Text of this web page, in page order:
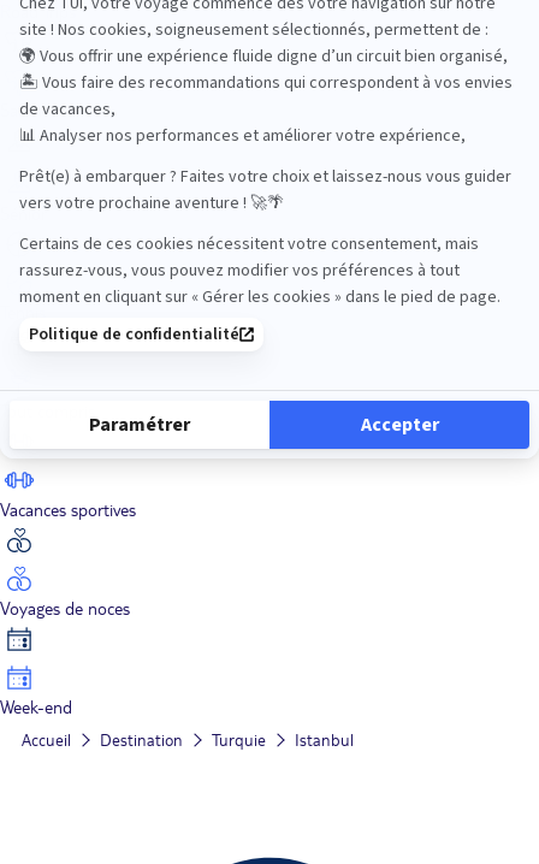
Road Trips
Safari
Sénior
Vacances sportives
Voyages de noces
Week-end
Accueil Destination Turquie Istanbul